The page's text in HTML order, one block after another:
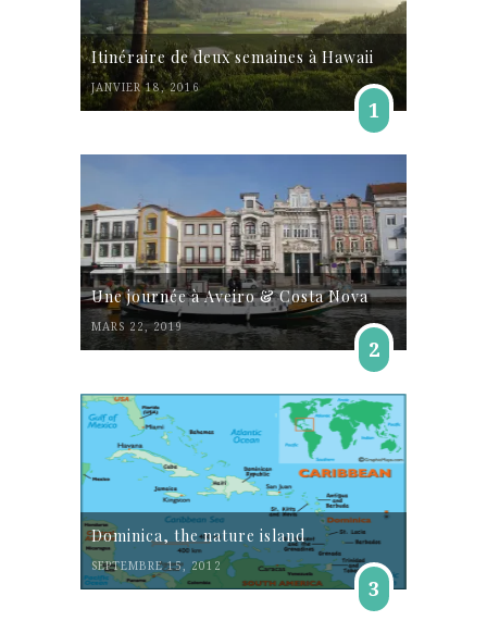
Itinéraire de deux semaines à Hawaii
JANVIER 18, 2016
1
Une journée à Aveiro & Costa Nova
MARS 22, 2019
2
Dominica, the nature island
SEPTEMBRE 15, 2012
3